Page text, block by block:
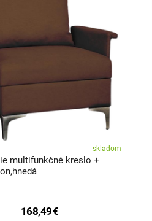
skladom
multifunkčné kreslo +
168,49€